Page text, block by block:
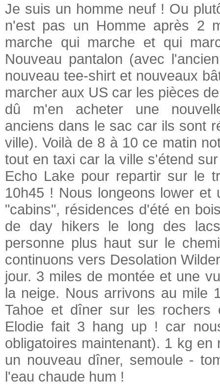
Je suis un homme neuf ! Ou
n'est pas un Homme après 2
marche qui marche et qui
Nouveau pantalon (avec
nouveau tee-shirt et nouveaux
marcher aux US car les pièces
dû m'en acheter une
anciens dans le sac car ils sont
ville). Voilà de 8 à 10 ce matin
tout en taxi car la ville s'étend
Echo Lake pour repartir sur le
10h45 ! Nous longeons lower
"cabins", résidences d'été en
de day hikers le long des
personne plus haut sur le
continuons vers Desolation
jour. 3 miles de montée et une
la neige. Nous arrivons au mile
Tahoe et dîner sur les rochers
Elodie fait 3 hang up ! car
obligatoires maintenant). 1 kg
un nouveau dîner, semoule -
l'eau chaude hum !